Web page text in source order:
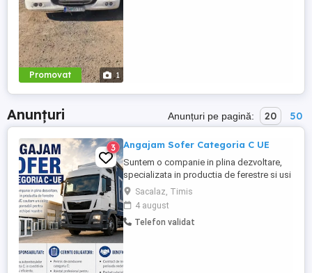
Promovat 1
Anunțuri Anunțuri pe pagină: 20 50
3 Angajam Sofer Categoria C UE
Suntem o companie in plina dezvoltare,
specializata in productia de ferestre si usi
din PVC cautam un coleg serios si
responsabil pentru a se alatura echipei
noastre. Responsabilitati: Conducerea
autovehiculelor din categoria C, in conditii
Sacalaz, Timis
4 august
Telefon validat